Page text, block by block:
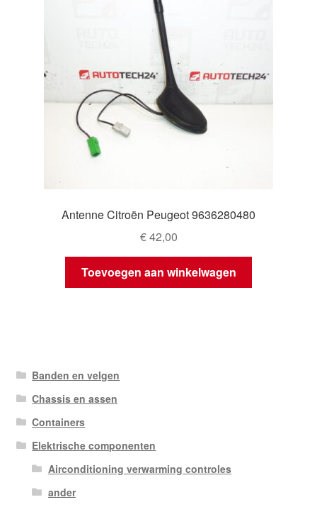
Antenne Citroën Peugeot 9636280480
€42,00
Toevoegen aan winkelwagen
Banden en velgen
Chassis en assen
Containers
Elektrische componenten
Airconditioning verwarming controles
ander